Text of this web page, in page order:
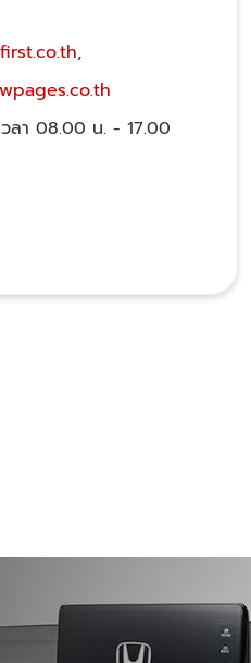
,
ลา 08.00 น. - 17.00
าโดยเฉพาะ